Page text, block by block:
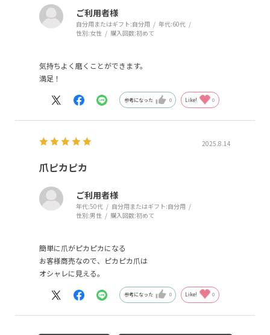
ご利用者様
自分用またはギフト:自分用 年代:60代
性別:女性 購入回数:初めて
気持ちよく磨くことができます。
満足！
参考になった 0 Like! 0
2025.8.14
爪ピカピカ
ご利用者様
年代:50代 自分用またはギフト:自分用
性別:男性 購入回数:初めて
簡単に爪がピカピカになる
お客様商売なので、ピカピカ爪は
オシャレに見える。
参考になった 0 Like! 0